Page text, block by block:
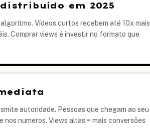
em 2025
Vídeos curtos recebem até 10x mais
Comprar views é investir no formato que
autoridade. Pessoas que chegam ao seu
nos numeros. Views altas = mais conversões